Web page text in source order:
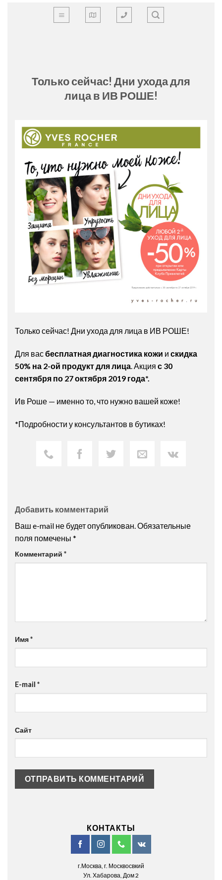
Только сейчас! Дни ухода для
лица в ИВ РОШЕ!
Только сейчас! Дни ухода для лица в ИВ РОШЕ!
Для васбесплатная диагностика кожи и скидка
50% на 2-ой продукт для лица. Акция с 30
сентября по 27 октября 2019 года*.
Ив Роше — именно то, что нужно вашей коже!
*Подробности у консультантов в бутиках!
Добавить комментарий
Ваш e-mail не будет опубликован.Обязательные
поля помечены *
Комментарий *
Имя*
E-mail *
Сайт
КОНТАКТЫ
г.Москва, г. Москвосвкий
Ул. Хабарова, Дом 2